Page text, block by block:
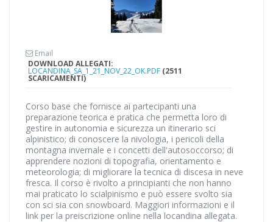
Email
DOWNLOAD ALLEGATI:
LOCANDINA_SA_1_21_NOV_22_OK.PDF (2511
SCARICAMENTI)
Corso base che fornisce ai partecipanti una
preparazione teorica e pratica che permetta loro di
gestire in autonomia e sicurezza un itinerario sci
alpinistico; di conoscere la nivologia, i pericoli della
montagna invernale e i concetti dell'autosoccorso; di
apprendere nozioni di topografia, orientamento e
meteorologia; di migliorare la tecnica di discesa in neve
fresca. Il corso è rivolto a principianti che non hanno
mai praticato lo scialpinismo e può essere svolto sia
con sci sia con snowboard. Maggiori informazioni e il
link per la preiscrizione online nella locandina allegata.